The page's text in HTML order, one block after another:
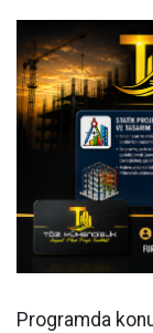
Programda